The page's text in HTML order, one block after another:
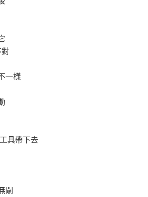
一樣
具帶下去
關